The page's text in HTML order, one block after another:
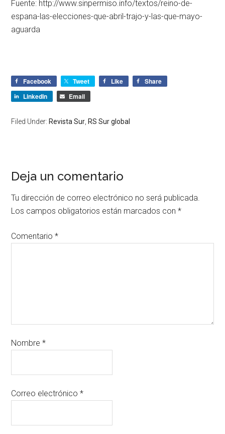
Fuente: http://www.sinpermiso.info/textos/reino-de-
espana-las-elecciones-que-abril-trajo-y-las-que-mayo-
aguarda
Facebook Tweet Like
Share
LinkedIn
Email
Filed Under: Revista Sur RS Sur global
Deja un comentario
Tu dirección de correo electrónico no será publicada.
Los campos obligatorios están marcados con*
Comentario*
Nombre*
Correo electrónico*